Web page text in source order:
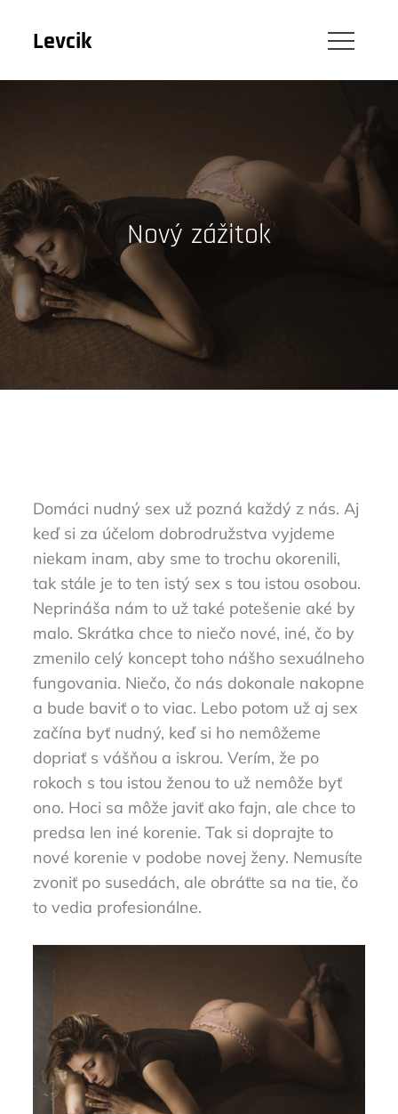
Levcik
Nový zážitok
Domáci nudný sex už pozná každý z nás. Aj
keď si za účelom dobrodružstva vyjdeme
niekam inam, aby sme to trochu okorenili,
tak stále je to ten istý sex s tou istou osobou.
Neprináša nám to už také potešenie aké by
malo. Skrátka chce to niečo nové, iné, čo by
zmenilo celý koncept toho nášho sexuálneho
fungovania. Niečo, čo nás dokonale nakopne
a bude baviť o to viac. Lebo potom už aj sex
začína byť nudný, keď si ho nemôžeme
dopriať s vášňou a iskrou. Verím, že po
rokoch s tou istou ženou to už nemôže byť
ono. Hoci sa môže javiť ako fajn, ale chce to
predsa len iné korenie. Tak si doprajte to
nové korenie v podobe novej ženy. Nemusíte
zvoniť po susedách, ale obráťte sa na tie, čo
to vedia profesionálne.